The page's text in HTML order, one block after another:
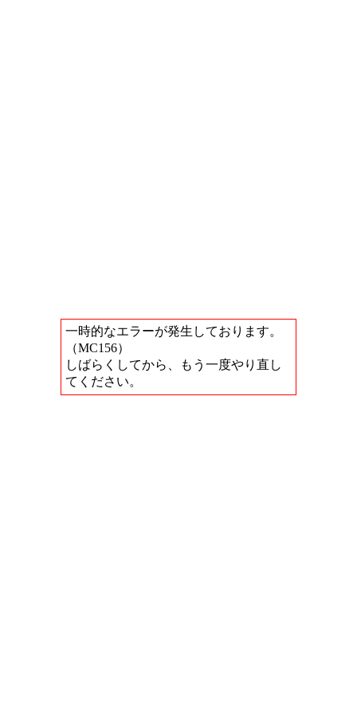
一時的なエラーが発生しております。
（MC156）
しばらくしてから、もう一度やり直し
てください。